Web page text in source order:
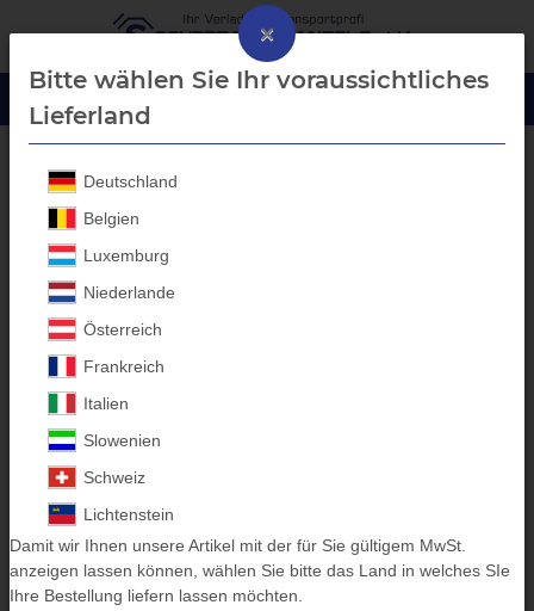
Laubgitter Aufbau
×
Bitte wählen Sie Ihr voraussichtliches
Lieferland
Deutschland
Belgien
Luxemburg
Niederlande
Österreich
Frankreich
Italien
Slowenien
Schweiz
Lichtenstein
Damit wir Ihnen unsere Artikel mit der für Sie gültigem MwSt.
anzeigen lassen können, wählen Sie bitte das Land in welches SIe
Ihre Bestellung liefern lassen möchten.